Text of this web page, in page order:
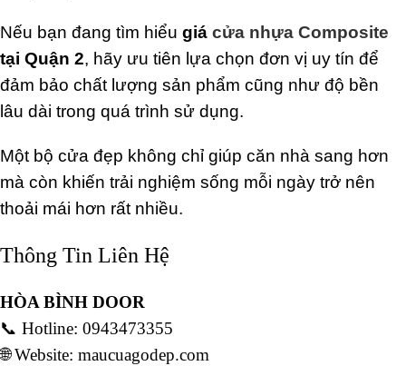
Nếu bạn đang tìm hiểu giá cửa nhựa Composite
tại Quận 2, hãy ưu tiên lựa chọn đơn vị uy tín để
đảm bảo chất lượng sản phẩm cũng như độ bền
lâu dài trong quá trình sử dụng.
Một bộ cửa đẹp không chỉ giúp căn nhà sang hơn
mà còn khiến trải nghiệm sống mỗi ngày trở nên
thoải mái hơn rất nhiều.
Thông Tin Liên Hệ
HÒA BÌNH DOOR
📞 Hotline: 0943473355
🌐 Website: maucuagodep.com